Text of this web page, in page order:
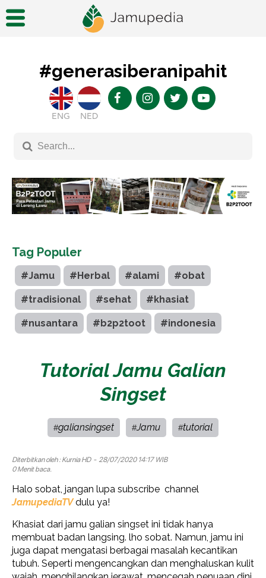
#generasiberanipahit
ENG NED
Tag Populer
#Jamu #Herbal #alami #obat
#tradisional #sehat #khasiat
#nusantara #b2p2toot #indonesia
Tutorial Jamu Galian
Singset
#galiansingset #Jamu #tutorial
Diterbitkan oleh : Kurnia HD- 28/07/2020 14:17 WIB
0 Menit baca.
Halo sobat, jangan lupa subscribe channel
JamupediaTVdulu ya!
Khasiat dari jamu galian singset ini tidak hanya
membuat badan langsing. lho sobat. Namun, jamu ini
juga dapat mengatasi berbagai masalah kecantikan
tubuh. Seperti mengencangkan dan menghaluskan kulit